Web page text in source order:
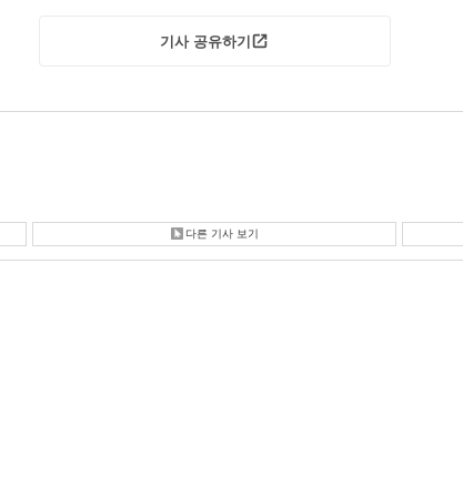
기사 공유하기
다른 기사 보기